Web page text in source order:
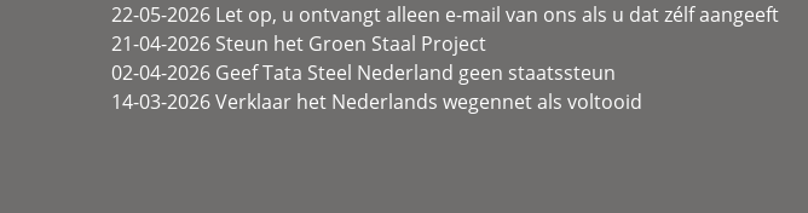
22-05-2026 Let op, u ontvangt alleen e-mail van ons als u dat zélf aangeeft
21-04-2026 Steun het Groen Staal Project
02-04-2026 Geef Tata Steel Nederland geen staatssteun
14-03-2026 Verklaar het Nederlands wegennet als voltooid